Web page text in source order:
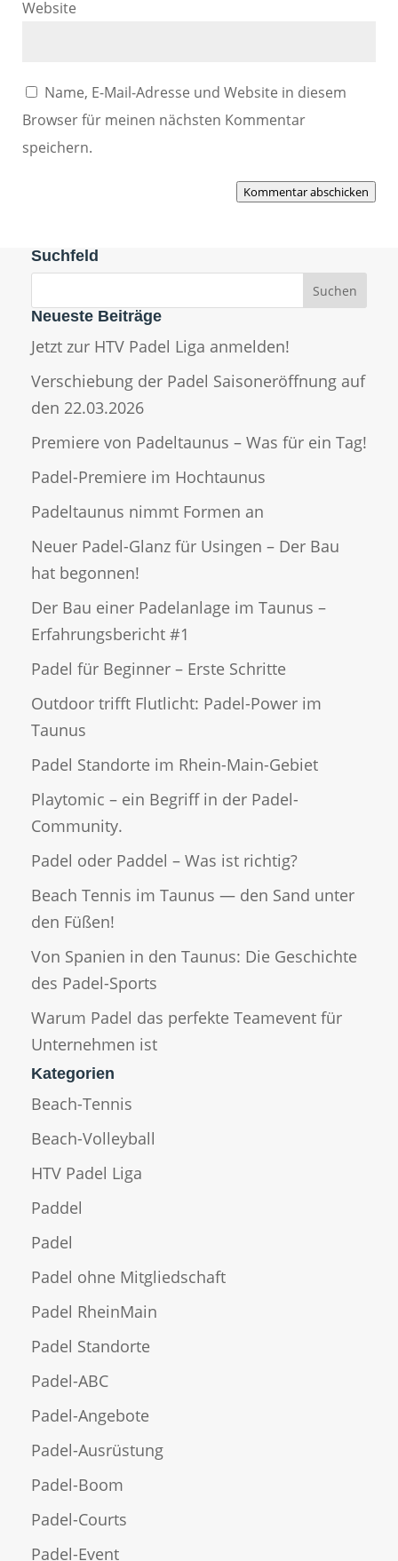
Website
Name, E-Mail-Adresse und Website in diesem
Browser für meinen nächsten Kommentar
speichern.
Kommentar abschicken
Suchfeld
Neueste Beiträge
Jetzt zur HTV Padel Liga anmelden!
Verschiebung der Padel Saisoneröffnung auf
den 22.03.2026
Premiere von Padeltaunus – Was für ein Tag!
Padel-Premiere im Hochtaunus
Padeltaunus nimmt Formen an
Neuer Padel-Glanz für Usingen – Der Bau
hat begonnen!
Der Bau einer Padelanlage im Taunus –
Erfahrungsbericht #1
Padel für Beginner – Erste Schritte
Outdoor trifft Flutlicht: Padel-Power im
Taunus
Padel Standorte im Rhein-Main-Gebiet
Playtomic – ein Begriff in der Padel-
Community.
Padel oder Paddel – Was ist richtig?
Beach Tennis im Taunus — den Sand unter
den Füßen!
Von Spanien in den Taunus: Die Geschichte
des Padel-Sports
Warum Padel das perfekte Teamevent für
Unternehmen ist
Kategorien
Beach-Tennis
Beach-Volleyball
HTV Padel Liga
Paddel
Padel
Padel ohne Mitgliedschaft
Padel RheinMain
Padel Standorte
Padel-ABC
Padel-Angebote
Padel-Ausrüstung
Padel-Boom
Padel-Courts
Padel-Event